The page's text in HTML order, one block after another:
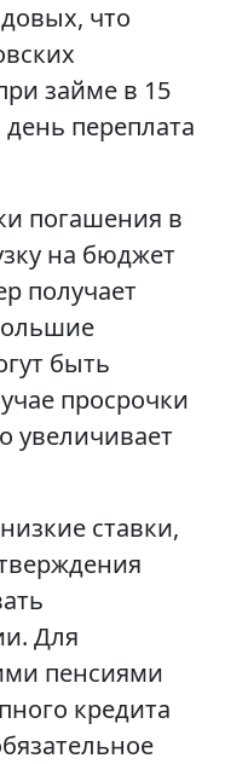
что
займе в 15
переплата
погашения в
на бюджет
получает
быть
просрочки
увеличивает
ставки,
Для
пенсиями
кредита